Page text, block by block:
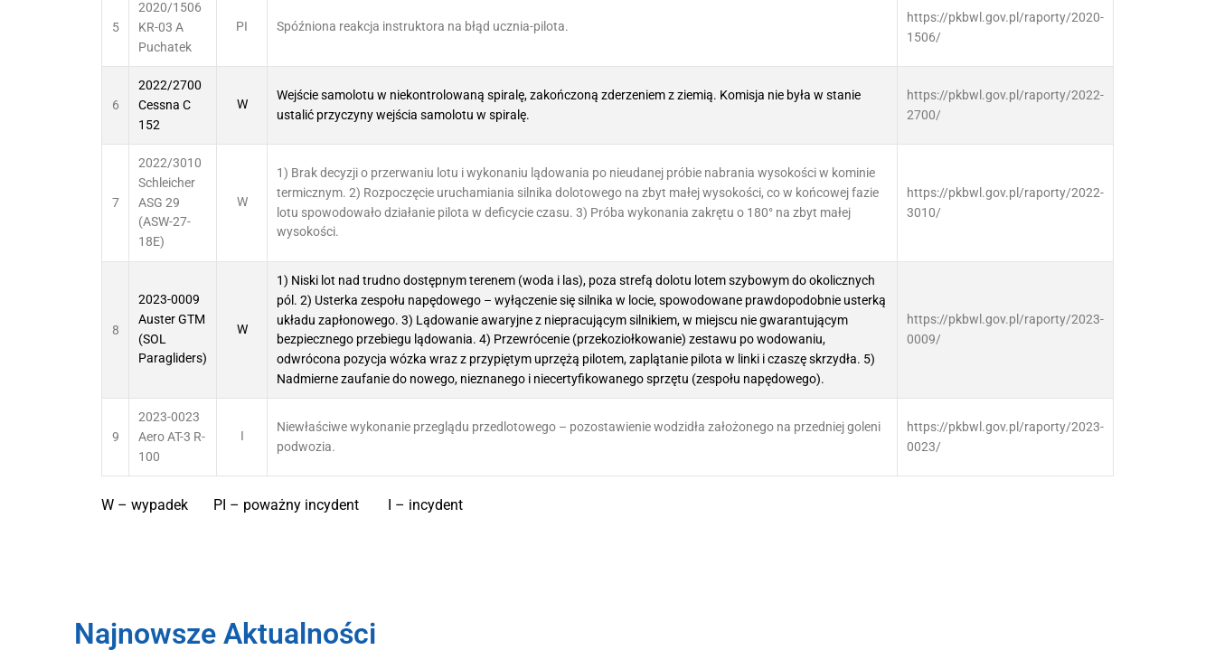
5
2020/1506
KR-03 A
Puchatek
PI Spóźniona reakcja instruktora na błąd ucznia-pilota.
https://pkbwl.gov.pl/raporty/2020-
1506/
6
2022/2700
Cessna C
152
W
Wejście samolotu w niekontrolowaną spiralę, zakończoną zderzeniem z ziemią. Komisja nie była w stanie
ustalić przyczyny wejścia samolotu w spiralę.
https://pkbwl.gov.pl/raporty/2022-
2700/
7
2022/3010
Schleicher
ASG 29
(ASW-27-
18E)
W
1) Brak decyzji o przerwaniu lotu i wykonaniu lądowania po nieudanej próbie nabrania wysokości w kominie
termicznym. 2) Rozpoczęcie uruchamiania silnika dolotowego na zbyt małej wysokości, co w końcowej fazie
lotu spowodowało działanie pilota w deficycie czasu. 3) Próba wykonania zakrętu o 180° na zbyt małej
wysokości.
https://pkbwl.gov.pl/raporty/2022-
3010/
8
2023-0009
Auster GTM
(SOL
Paragliders)
W
1) Niski lot nad trudno dostępnym terenem (woda i las), poza strefą dolotu lotem szybowym do okolicznych
pól. 2) Usterka zespołu napędowego – wyłączenie się silnika w locie, spowodowane prawdopodobnie usterką
układu zapłonowego. 3) Lądowanie awaryjne z niepracującym silnikiem, w miejscu nie gwarantującym
bezpiecznego przebiegu lądowania. 4) Przewrócenie (przekoziołkowanie) zestawu po wodowaniu,
odwrócona pozycja wózka wraz z przypiętym uprzężą pilotem, zaplątanie pilota w linki i czaszę skrzydła. 5)
Nadmierne zaufanie do nowego, nieznanego i niecertyfikowanego sprzętu (zespołu napędowego).
https://pkbwl.gov.pl/raporty/2023-
0009/
9
2023-0023
Aero AT-3 R-
100
I
Niewłaściwe wykonanie przeglądu przedlotowego – pozostawienie wodzidła założonego na przedniej goleni
podwozia.
https://pkbwl.gov.pl/raporty/2023-
0023/
W – wypadek PI – poważny incydent I – incydent
Najnowsze Aktualności